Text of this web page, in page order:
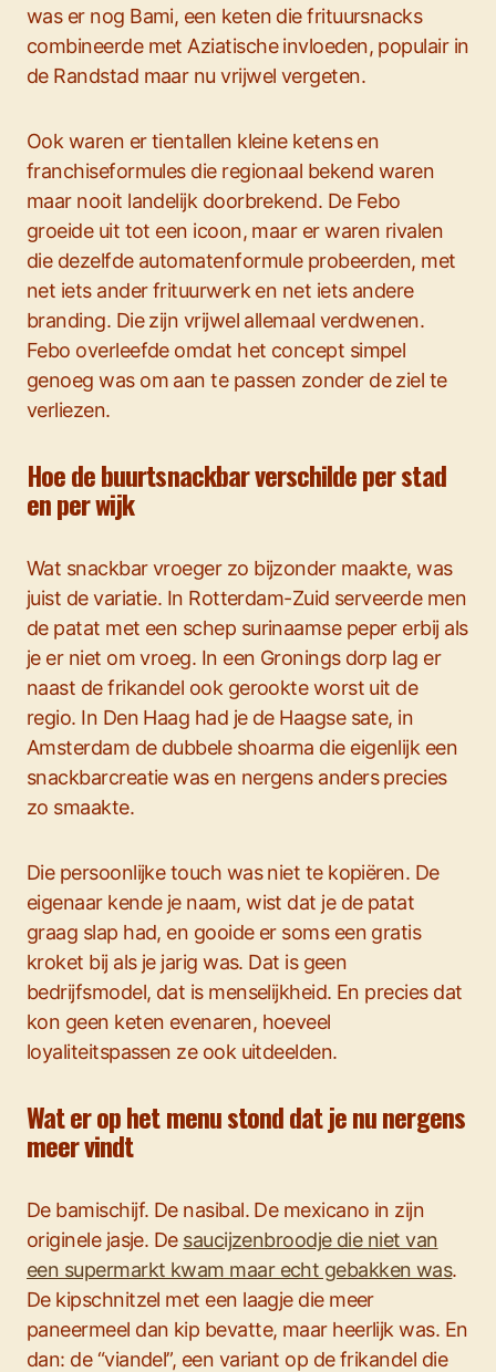
was er nog Bami, een keten die frituursnacks
combineerde met Aziatische invloeden, populair in
de Randstad maar nu vrijwel vergeten.
Ook waren er tientallen kleine ketens en
franchiseformules die regionaal bekend waren
maar nooit landelijk doorbrekend. De Febo
groeide uit tot een icoon, maar er waren rivalen
die dezelfde automatenformule probeerden, met
net iets ander frituurwerk en net iets andere
branding. Die zijn vrijwel allemaal verdwenen.
Febo overleefde omdat het concept simpel
genoeg was om aan te passen zonder de ziel te
verliezen.
Hoe de buurtsnackbar verschilde per stad
en per wijk
Wat snackbar vroeger zo bijzonder maakte, was
juist de variatie. In Rotterdam-Zuid serveerde men
de patat met een schep surinaamse peper erbij als
je er niet om vroeg. In een Gronings dorp lag er
naast de frikandel ook gerookte worst uit de
regio. In Den Haag had je de Haagse sate, in
Amsterdam de dubbele shoarma die eigenlijk een
snackbarcreatie was en nergens anders precies
zo smaakte.
Die persoonlijke touch was niet te kopiëren. De
eigenaar kende je naam, wist dat je de patat
graag slap had, en gooide er soms een gratis
kroket bij als je jarig was. Dat is geen
bedrijfsmodel, dat is menselijkheid. En precies dat
kon geen keten evenaren, hoeveel
loyaliteitspassen ze ook uitdeelden.
Wat er op het menu stond dat je nu nergens
meer vindt
De bamischijf. De nasibal. De mexicano in zijn
originele jasje. De saucijzenbroodje die niet van
een supermarkt kwam maar echt gebakken was.
De kipschnitzel met een laagje die meer
paneermeel dan kip bevatte, maar heerlijk was. En
dan: de “viandel”, een variant op de frikandel die